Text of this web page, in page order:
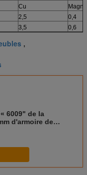
Cu
2,5
0,4
3,5 0,6
,
6009" de la
d'armoire de
de buffet